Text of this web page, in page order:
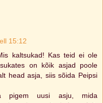
15:12
kaltsukad! Kas teid ei ole
on kõik asjad poole
head asja, siis sõida Peipsi
pigem uusi asju, mida